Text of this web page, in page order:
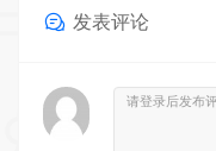
发表评论